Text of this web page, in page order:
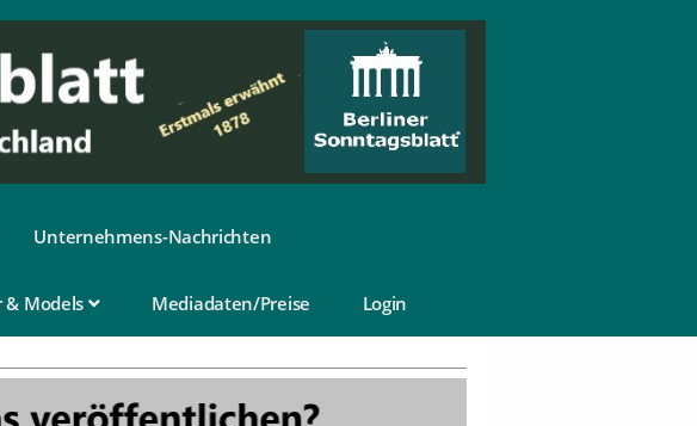
Unternehmens-Nachrichten
Models Mediadaten/Preise Login